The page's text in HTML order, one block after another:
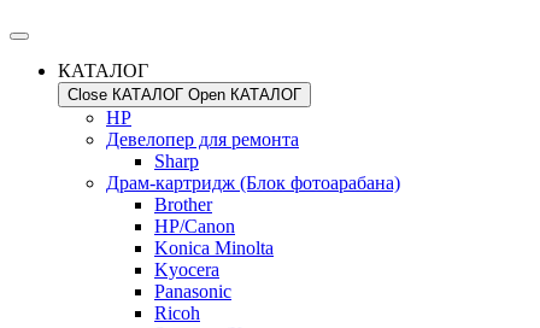
КАТАЛОГ
Close КАТАЛОГ Open КАТАЛОГ
HP
Девелопер для ремонта
Sharp
Драм-картридж (Блок фотоарабана)
Brother
HP/Canon
Konica Minolta
Kyocera
Panasonic
Ricoh